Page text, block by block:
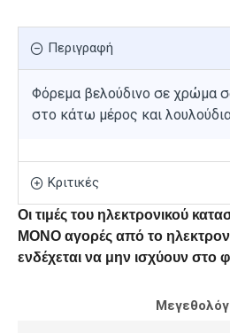
Περιγραφή
Φόρεμα βελούδινο σε χρώμα
στο κάτω μέρος και
Κριτικές
Οι τιμές του ηλεκτρονικού
ΜΟΝΟ αγορές από το
ενδέχεται να μην ισχύουν στο